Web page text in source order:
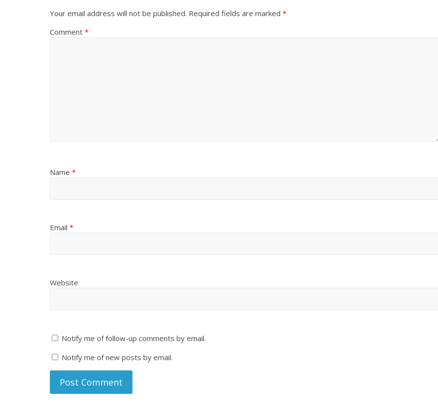
Your email address will not be published. Required fields are marked *
Comment *
Name *
Email *
Website
Notify me of follow-up comments by email.
Notify me of new posts by email.